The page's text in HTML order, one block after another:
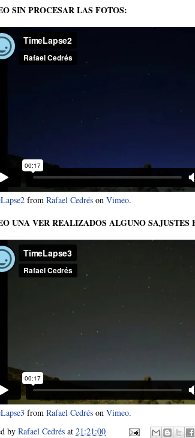
SIN PROCESAR LAS FOTOS:
from Rafael Cedrés on Vimeo.
UNA VER REALIZADOS ALGUNO SAJUSTES
from Rafael Cedrés on Vimeo.
by Rafael Cedrés at 21:21:00